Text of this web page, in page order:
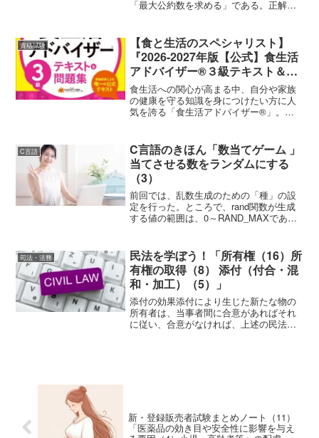
「最大公約数を求める」である。正解：
典的アルゴリズム）を疑似コードで実装
する問題である。問題文...
資格試験
【食と生活のスペシャリスト】
『2026-2027年版【公式】食生活
アドバイザー®３級テキスト＆問
題集』
食生活への関心が高まる中、自分や家族
の健康を守る知識を身につけたい方に人
気を誇る「食生活アドバイザー®」。今
ドバイザー®３級テキスト＆問題集 一
般社団法人F...
C言語
C言語のきほん「数当てゲーム 」
当てさせる数をランダムにする
（3）
前回では、乱数生成のための「種」の設
定を行った。ところで、rand関数が生成
する値の範囲は、0～RAND_MAXであ
下の乱数」が必要であれば、rand() %
10...
司法・法務
民法を学ぼう！「所有権（16）所
有権の取得（8） 添付（付合・混
和・加工）（5）」
添付の効果添付により生じた新たな物の
所有者は、当事者間に合意があればそれ
に従い、合意がなければ、上述の民法の
新・登録販売者試験まとめノート（11）
「医薬品の効き目や安全性に影響を与え